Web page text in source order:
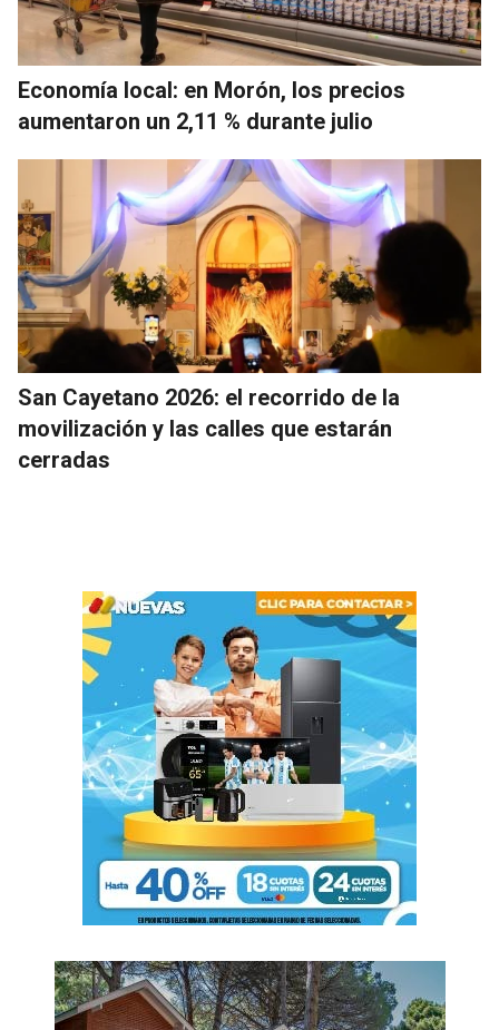
Economía local: en Morón, los precios
aumentaron un 2,11 % durante julio
San Cayetano 2026: el recorrido de la
movilización y las calles que estarán
cerradas